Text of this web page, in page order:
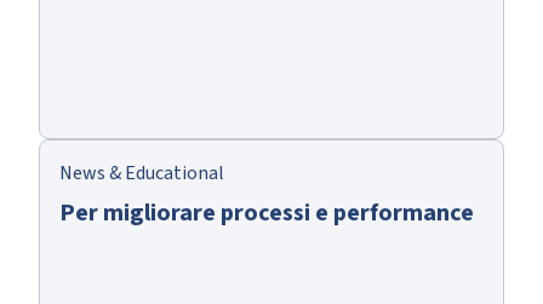
News & Educational
Per migliorare processi e performance